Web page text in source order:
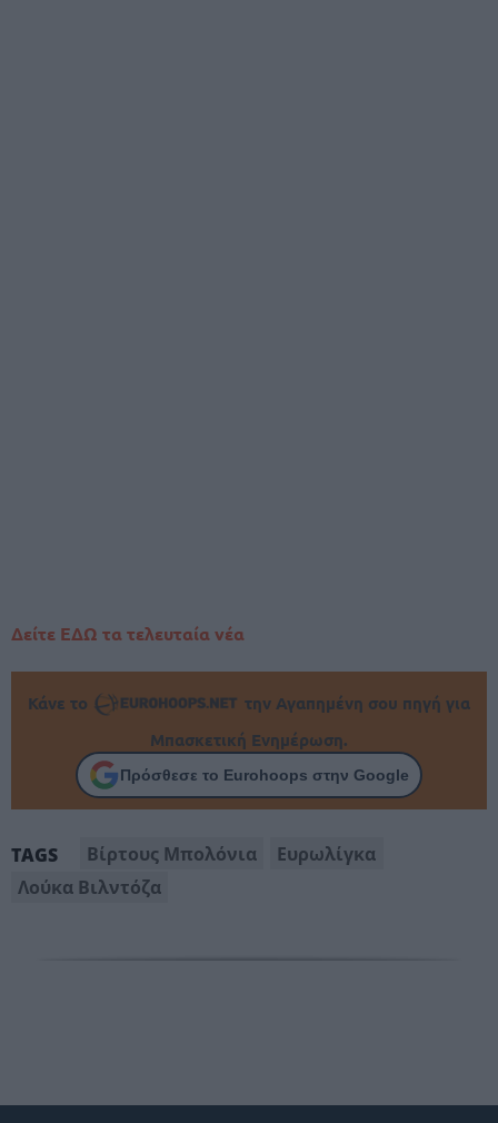
Δείτε ΕΔΩ τα τελευταία νέα
Κάνε το
την Αγαπημένη σου πηγή για
Μπασκετική Ενημέρωση.
Πρόσθεσε το Eurohoops στην Google
TAGS Βίρτους Μπολόνια
Ευρωλίγκα
Λούκα Βιλντόζα